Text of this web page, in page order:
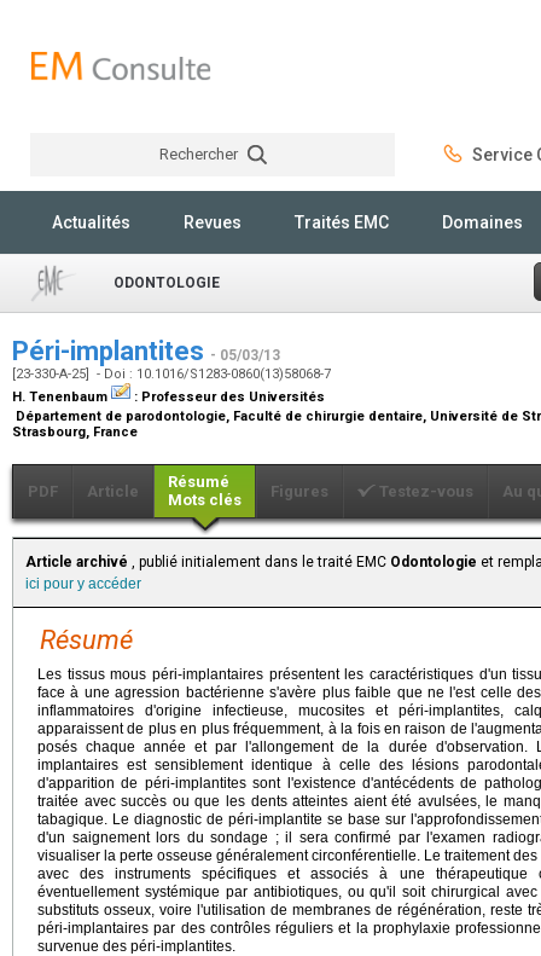
Rechercher Service
Actualités Revues Traités EMC Domaines
ODONTOLOGIE
Péri-implantites - 05/03/13
[23-330-A-25] - Doi : 10.1016/S1283-0860(13)58068-7
H. Tenenbaum
: Professeur des Universités
Département de parodontologie, Faculté de chirurgie dentaire, Université de
Strasbourg, France
PDF Article
Résumé
Mots clés
Figures Testez-vous Au
Article archivé , publié initialement dans le traité EMC Odontologie et
ici pour y accéder
Résumé
Les tissus mous péri-implantaires présentent les caractéristiques d'un
face à une agression bactérienne s'avère plus faible que ne l'est celle
inflammatoires d'origine infectieuse, mucosites et péri-implantites,
apparaissent de plus en plus fréquemment, à la fois en raison de
posés chaque année et par l'allongement de la durée d'observation.
implantaires est sensiblement identique à celle des lésions
d'apparition de péri-implantites sont l'existence d'antécédents de
traitée avec succès ou que les dents atteintes aient été avulsées, le
tabagique. Le diagnostic de péri-implantite se base sur
d'un saignement lors du sondage ; il sera confirmé par l'examen
visualiser la perte osseuse généralement circonférentielle. Le traitement
avec des instruments spécifiques et associés à une thérapeutique
éventuellement systémique par antibiotiques, ou qu'il soit chirurgical
substituts osseux, voire l'utilisation de membranes de régénération, reste
péri-implantaires par des contrôles réguliers et la prophylaxie
survenue des péri-implantites.